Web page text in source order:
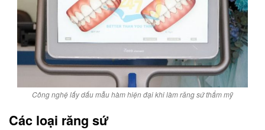
Công nghệ lấy dấu mẫu hàm hiện đại khi làm răng sứ thẩm mỹ
Các loại răng sứ